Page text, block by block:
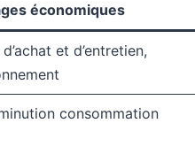
économiques
et d’entretien,
consommation